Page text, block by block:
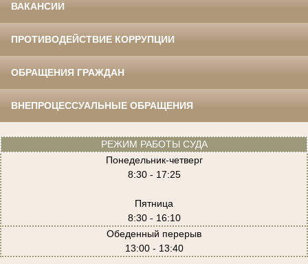
ВАКАНСИИ
ПРОТИВОДЕЙСТВИЕ КОРРУПЦИИ
ОБРАЩЕНИЯ ГРАЖДАН
ВНЕПРОЦЕССУАЛЬНЫЕ ОБРАЩЕНИЯ
РЕЖИМ РАБОТЫ СУДА
Понедельник-четверг
8:30 - 17:25
Пятница
8:30 - 16:10
Обеденный перерыв
13:00 - 13:40